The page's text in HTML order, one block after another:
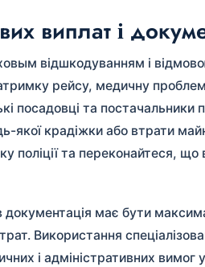
виплат і
відшкодуванням і
рейсу, медичну
посадовці та
якої крадіжки або втрати
поліції та переконайтеся, що
має бути
Використання
і адміністративних вимог